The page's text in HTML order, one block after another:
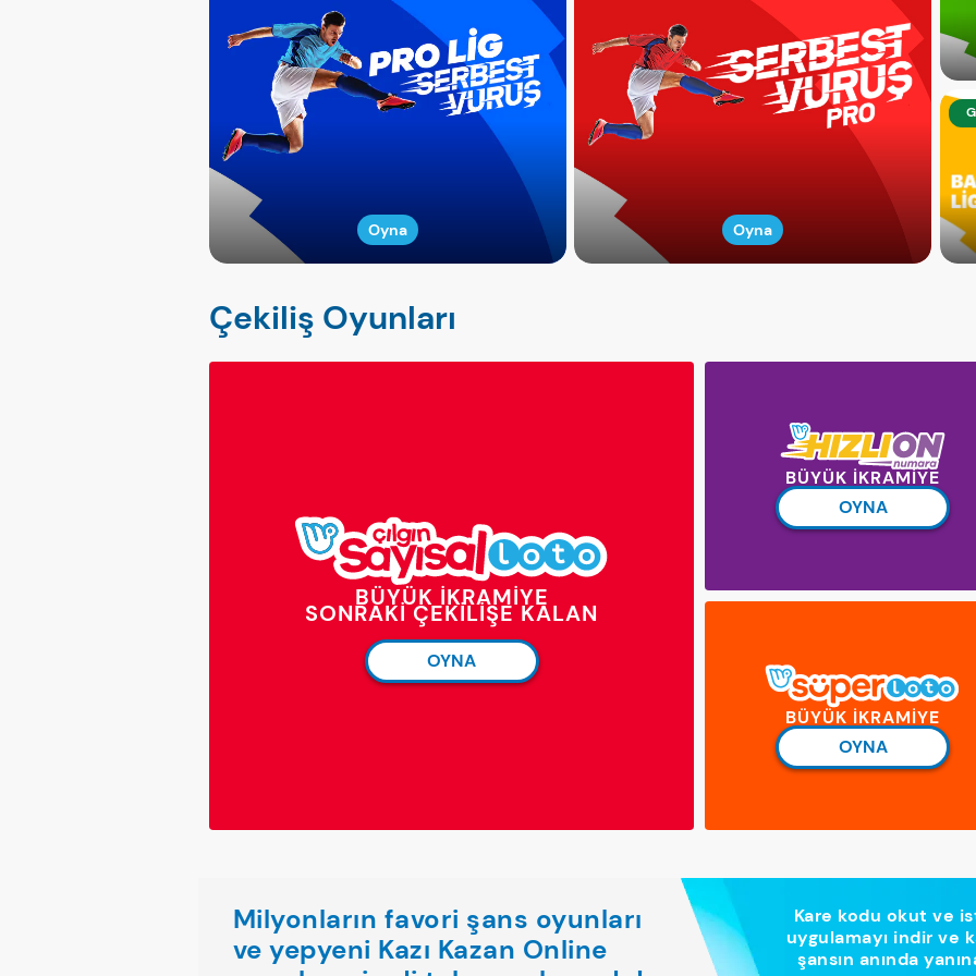
Oyna Oyna
Çekiliş Oyunları
BÜYÜK İKRAMİYE
SONRAKI ÇEKILIŞE KALAN
OYNA
BÜYÜK İKRAMİYE
OYNA
BÜYÜK İKRAMİYE
OYNA
Milyonların favori şans oyunları
ve yepyeni Kazı Kazan Online
Kare kodu okut ve
uygulamayı indir ve
şansın anında